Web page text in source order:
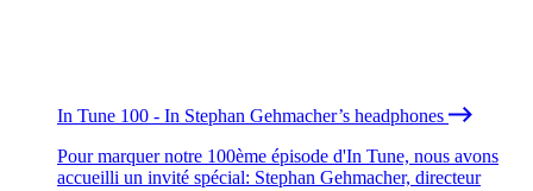
In Tune 100 - In Stephan Gehmacher’s headphones
Pour marquer notre 100ème épisode d'In Tune, nous avons
accueilli un invité spécial: Stephan Gehmacher, directeur